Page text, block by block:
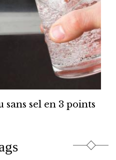
sans sel en 3 points